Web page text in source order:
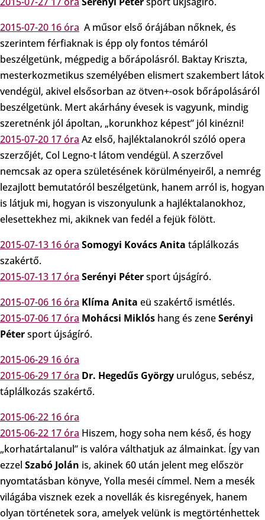
2015-07-20 16 óra A műsor első órájában nőknek, és
szerintem férfiaknak is épp oly fontos témáról
beszélgetünk, mégpedig a bőrápolásról. Baktay Kriszta,
mesterkozmetikus személyében elismert szakembert látok
vendégül, akivel elsősorban az ötven+-osok bőrápolásáról
beszélgetünk. Mert akárhány évesek is vagyunk, mindig
szeretnénk jól ápoltan, „korunkhoz képest” jól kinézni!
2015-07-20 17 óra Az első, hajléktalanokról szóló opera
szerzőjét, Col Legno-t látom vendégül. A szerzővel
nemcsak az opera születésének körülményeiről, a nemrég
lezajlott bemutatóról beszélgetünk, hanem arról is, hogyan
is látjuk mi, hogyan is viszonyulunk a hajléktalanokhoz,
elesettekhez mi, akiknek van fedél a fejük fölött.
2015-07-13 16 óra Somogyi Kovács Anita táplálkozás
szakértő.
2015-07-13 17 óra Serényi Pétersport újságíró.
2015-07-06 16 óra Klíma Anita eü szakértő ismétlés.
2015-07-06 17 óra Mohácsi Miklós hang és zeneSerényi
Pétersport újságíró.
2015-06-29 16 óra
2015-06-29 17 óra Dr. Hegedűs György urulógus, sebész,
táplálkozás szakértő.
2015-06-22 16 óra
2015-06-22 17 óra Hiszem, hogy soha nem késő, és hogy
„korhatártalanul” is valóra válthatjuk az álmainkat. Így van
ezzel Szabó Jolán is, akinek 60 után jelent meg először
nyomtatásban könyve, Yolla meséi címmel. Nem a mesék
világába visznek ezek a novellák és kisregények, hanem
olyan történetek sora, amelyek velünk is megtörténhettek